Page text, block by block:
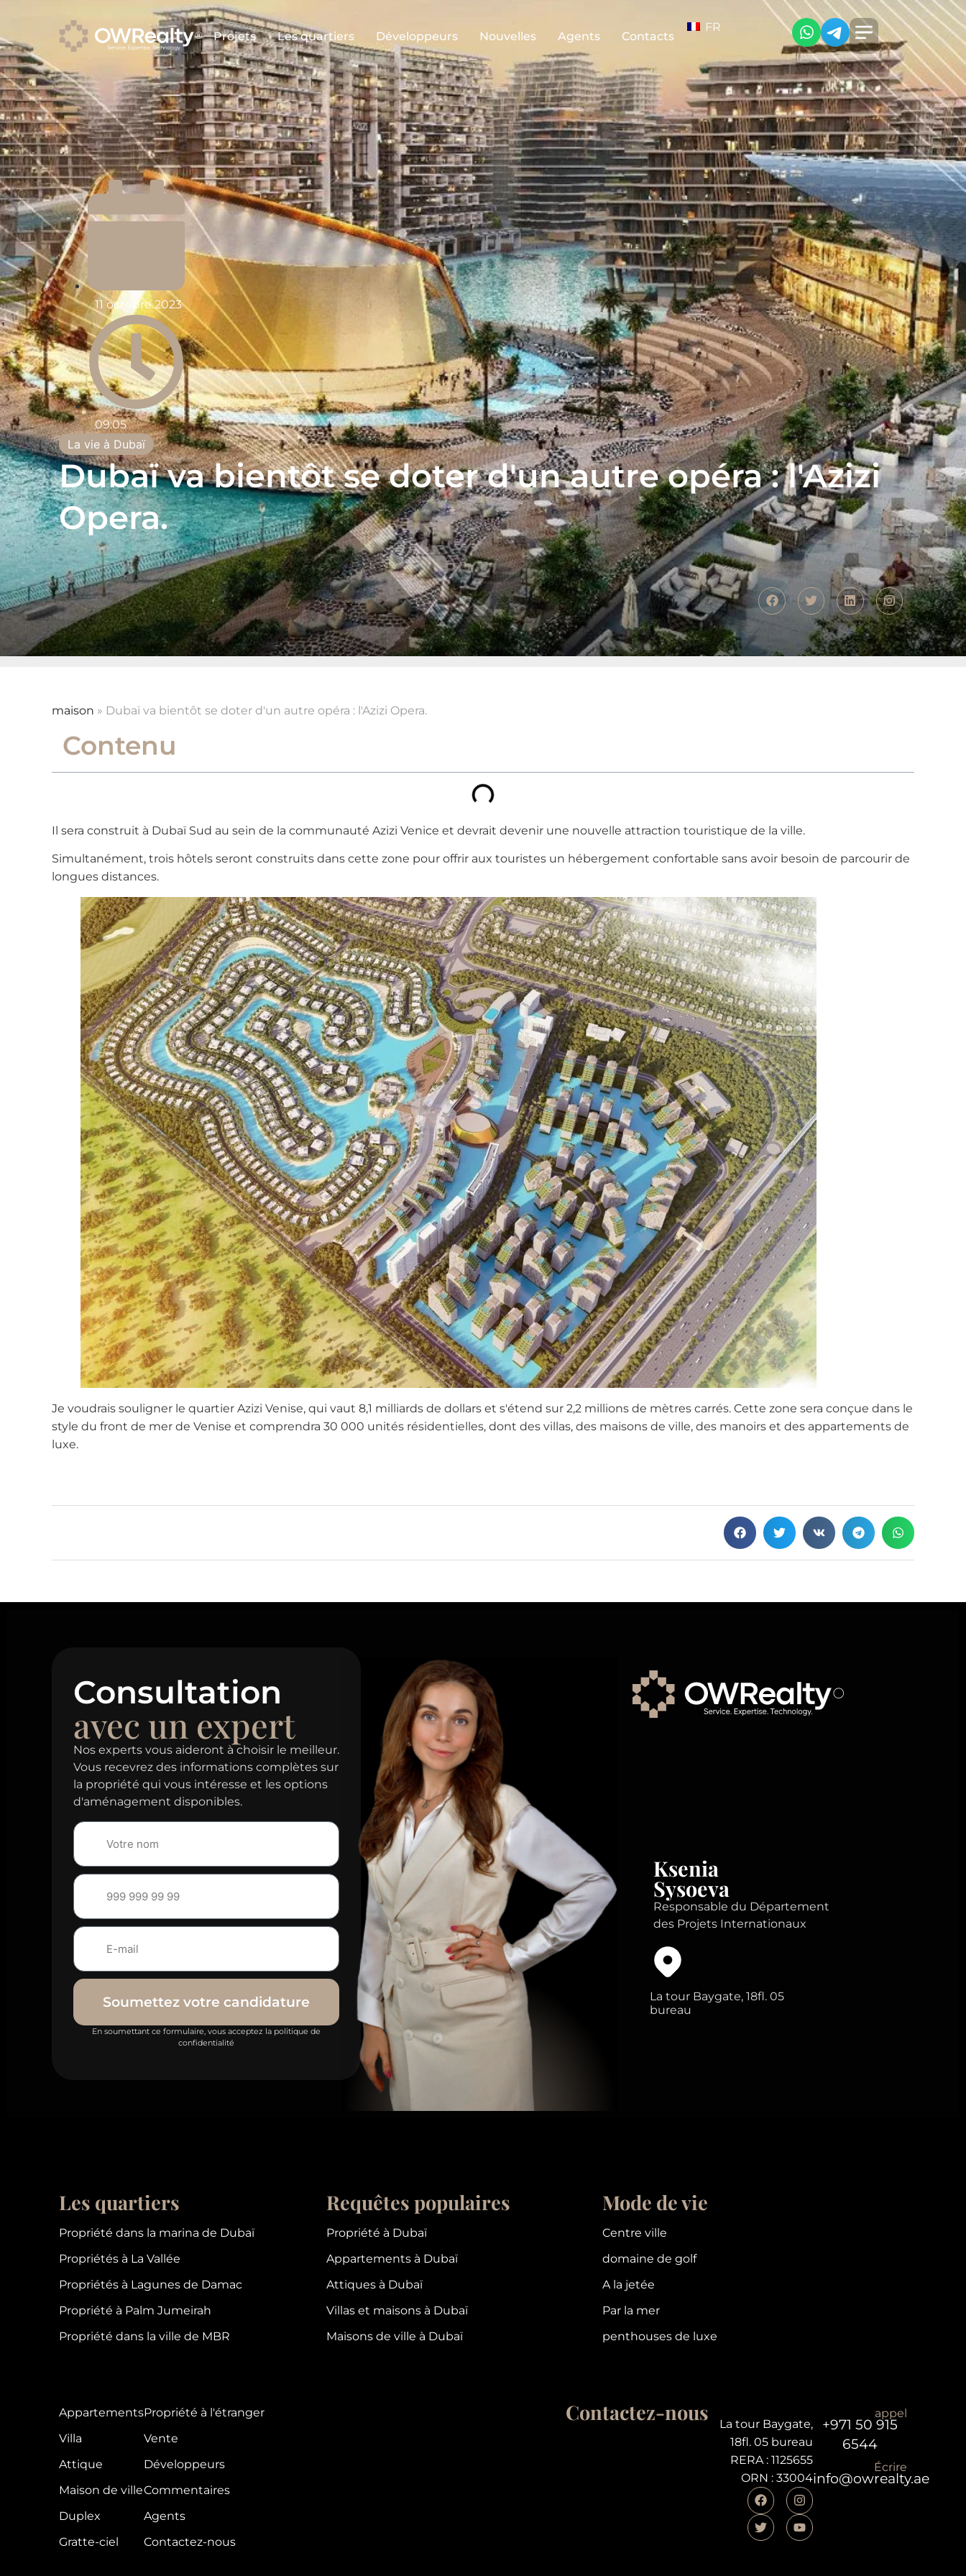
Projets Les quartiers Développeurs Nouvelles Agents Contacts
FR
11 octobre 2023
09:05
La vie à Dubaï
Dubaï va bientôt se doter d'un autre opéra : l'Azizi
Opera.
maison » Dubaï va bientôt se doter d'un autre opéra : l'Azizi Opera.
Contenu
Il sera construit à Dubaï Sud au sein de la communauté Azizi Venice et devrait devenir une nouvelle attraction touristique de la ville.
Simultanément, trois hôtels seront construits dans cette zone pour offrir aux touristes un hébergement confortable sans avoir besoin de parcourir de
longues distances.
Je voudrais souligner le quartier Azizi Venise, qui vaut 8,1 milliards de dollars et s'étend sur 2,2 millions de mètres carrés. Cette zone sera conçue dans le
style du front de mer de Venise et comprendra 30 000 unités résidentielles, dont des villas, des maisons de ville, des manoirs et des appartements de
luxe.
Consultation
avec un expert
Nos experts vous aideront à choisir le meilleur.
Vous recevrez des informations complètes sur
la propriété qui vous intéresse et les options
d'aménagement disponibles.
Soumettez votre candidature
En soumettant ce formulaire, vous acceptez la politique de
confidentialité
Ksenia
Sysoeva
Responsable du Département
des Projets Internationaux
La tour Baygate, 18fl. 05
bureau
Les quartiers
Propriété dans la marina de Dubaï
Propriétés à La Vallée
Propriétés à Lagunes de Damac
Propriété à Palm Jumeirah
Propriété dans la ville de MBR
Requêtes populaires
Propriété à Dubaï
Appartements à Dubaï
Attiques à Dubaï
Villas et maisons à Dubaï
Maisons de ville à Dubaï
Mode de vie
Centre ville
domaine de golf
A la jetée
Par la mer
penthouses de luxe
Appartements
Villa
Attique
Maison de ville
Duplex
Gratte-ciel
Propriété à l'étranger
Vente
Développeurs
Commentaires
Agents
Contactez-nous
Contactez-nous
La tour Baygate,
18fl. 05 bureau
RERA : 1125655
ORN : 33004
appel
+971 50 915
6544
Écrire
info@owrealty.ae